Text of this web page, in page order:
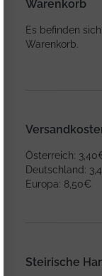
Warenkorb
Es befinden
Warenkorb.
Österreich:
Deutschland:
Europa: 8,50€
Steirische